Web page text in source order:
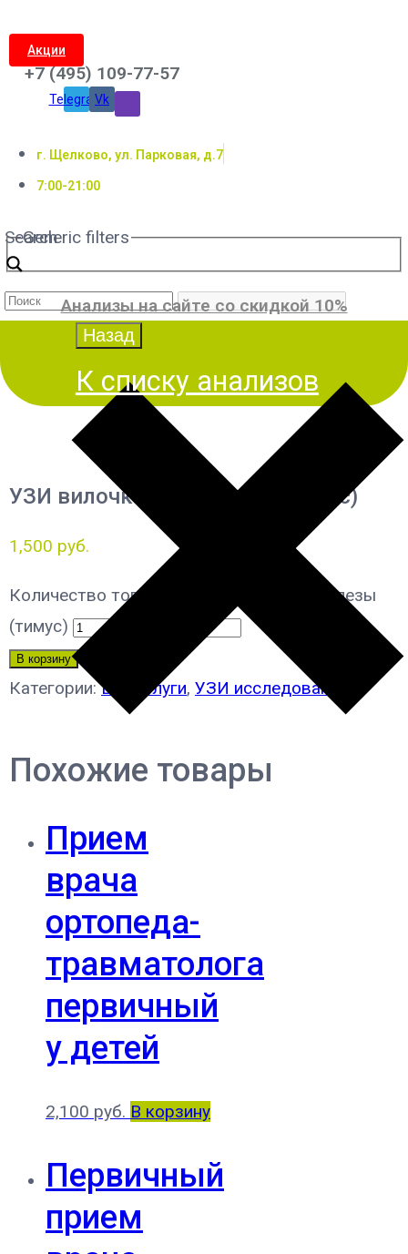
Акции
+7 (495) 109-77-57
TelegramVk
г. Щелково, ул. Парковая, д.7
7:00-21:00
Search
Generic filters
Анализы на сайте со скидкой 10%
К списку анализов
УЗИ вилочковой железы (тимус)
1,500 руб.
Количество товара УЗИ вилочковой железы
(тимус)
В корзину
Категории:Все услуги, УЗИ исследования
Похожие товары
Прием
врача
ортопеда-
травматолога
первичный
у детей
2,100 руб. В корзину
Первичный
прием